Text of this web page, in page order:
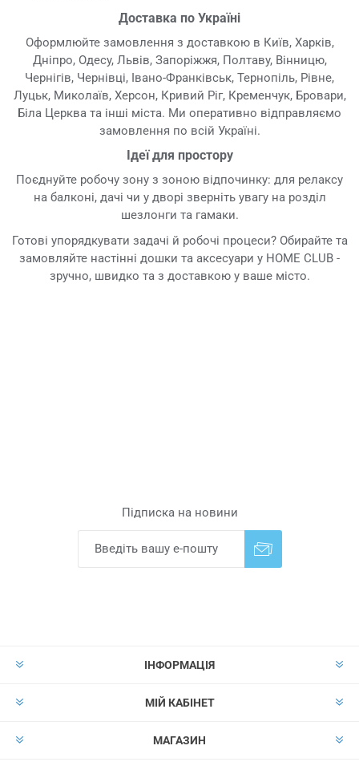
Доставка по Україні
Оформлюйте замовлення з доставкою в Київ, Харків,
Дніпро, Одесу, Львів, Запоріжжя, Полтаву, Вінницю,
Чернігів, Чернівці, Івано-Франківськ, Тернопіль, Рівне,
Луцьк, Миколаїв, Херсон, Кривий Ріг, Кременчук, Бровари,
Біла Церква та інші міста. Ми оперативно відправляємо
замовлення по всій Україні.
Ідеї для простору
Поєднуйте робочу зону з зоною відпочинку: для релаксу
на балконі, дачі чи у дворі зверніть увагу на розділ
шезлонги та гамаки.
Готові упорядкувати задачі й робочі процеси? Обирайте та
замовляйте настінні дошки та аксесуари у HOME CLUB -
зручно, швидко та з доставкою у ваше місто.
Підписка на новини
ІНФОРМАЦІЯ
МІЙ КАБІНЕТ
МАГАЗИН